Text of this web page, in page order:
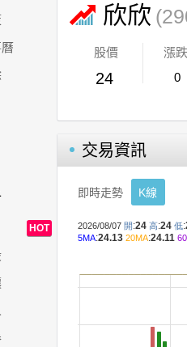
HOT
欣欣
股價
24
漲跌
0
交易資訊
即時走勢 K線